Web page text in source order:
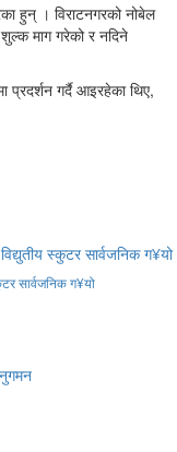
हुन् । विराटनगरको नोबेल
माग गरेको र नदिने
प्रदर्शन गर्दै आइरहेका थिए,
सार्वजनिक ग¥यो